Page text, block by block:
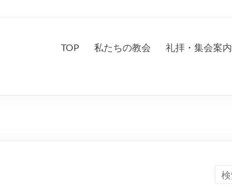
TOP 私たちの教会 礼拝・集会案内